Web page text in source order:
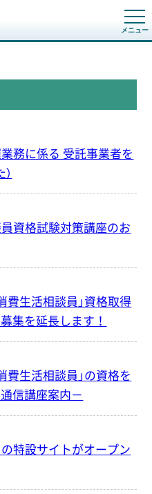
t
o
g
業務に係る 受託事業者を
員資格試験対策講座のお
費生活相談員」資格取得
集を延長します！
費生活相談員」の資格を
信講座案内－
の特設サイトがオープン